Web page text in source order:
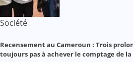
Société
Recensement au Cameroun : Trois
toujours pas à achever le comptage de